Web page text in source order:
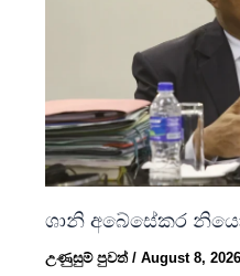
ශානි අබේසේකර
උණුසුම් පුවත්/August 8,